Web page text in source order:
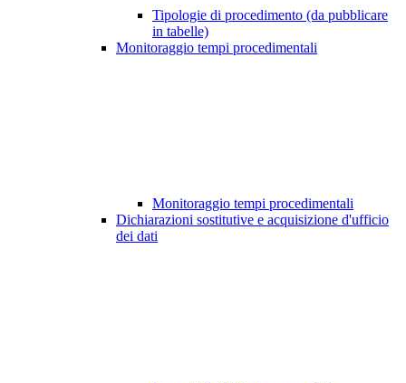
Tipologie di procedimento (da pubblicare
in tabelle)
Monitoraggio tempi procedimentali
Monitoraggio tempi procedimentali
Dichiarazioni sostitutive e acquisizione d'ufficio
dei dati